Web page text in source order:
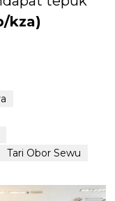
kza)
Tari Obor Sewu